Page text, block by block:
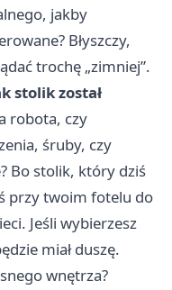
jakby
Błyszczy,
trochę „zimniej”.
stolik został
robota, czy
śruby, czy
Bo stolik, który dziś
przy twoim fotelu do
Jeśli wybierzesz
miał duszę.
wnętrza?